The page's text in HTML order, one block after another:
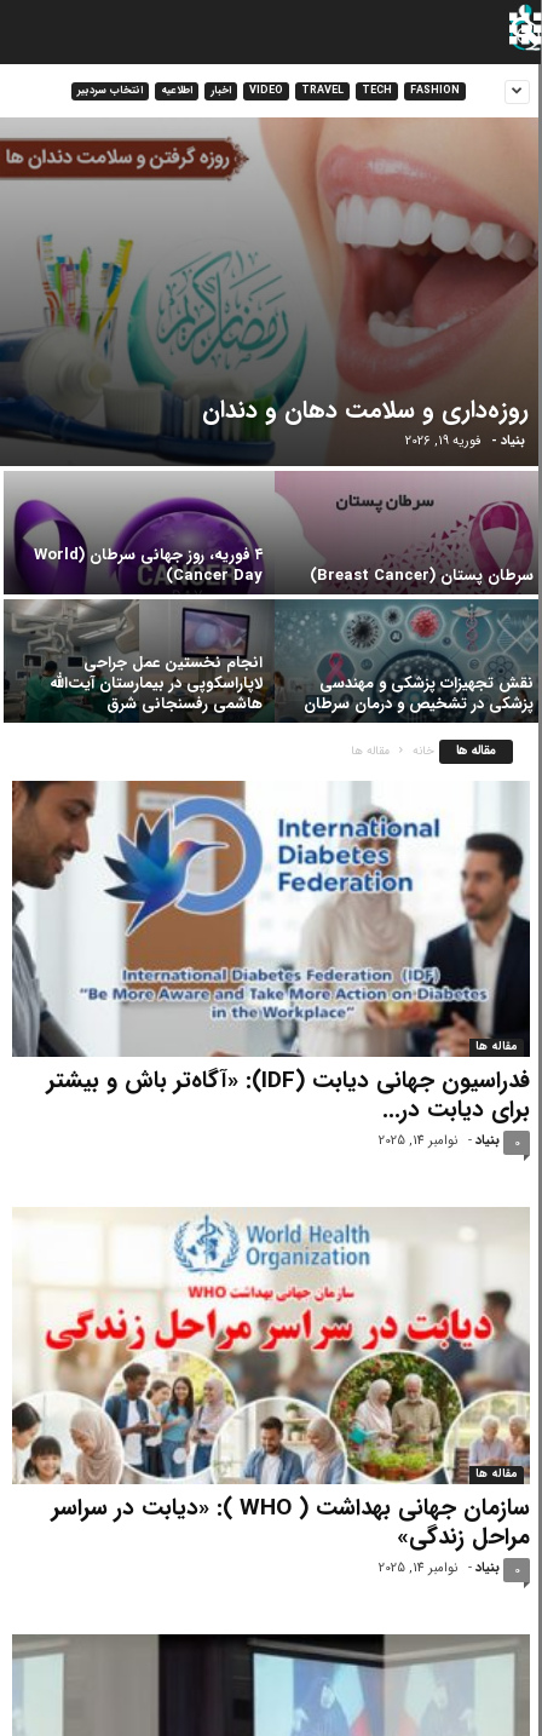
FASHION
TECH
TRAVEL
VIDEO اخبار اطلاعیه انتخاب سردبیر
روزه‌داری و سلامت دهان و دندان
بنیاد - فوریه 19, 2026
سرطان پستان (Breast Cancer)
۴ فوریه، روز جهانی سرطان (World
Cancer Day)
نقش تجهیزات پزشکی و مهندسی
پزشکی در تشخیص و درمان سرطان
انجام نخستین عمل جراحی
لاپاراسکوپی در بیمارستان آیت‌الله
هاشمی رفسنجانی شرق
مقاله ها خانه مقاله ها
مقاله ها
فدراسیون جهانی دیابت (IDF): «آگاه‌تر باش و بیشتر
برای دیابت در...
بنیاد - نوامبر 14, 2025 0
مقاله ها
سازمان جهانی بهداشت ( WHO ): «دیابت در سراسر
مراحل زندگی»
بنیاد - نوامبر 14, 2025 0